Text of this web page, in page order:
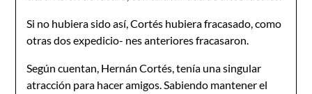
Si no hubiera sido así, Cortés hubiera fracasado, como
otras dos expedicio- nes anteriores fracasaron.
Según cuentan, Hernán Cortés, tenía una singular
atracción para hacer amigos. Sabiendo mantener el